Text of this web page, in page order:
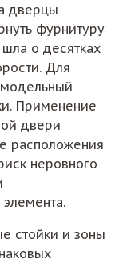
дверцы
фурнитуру
о десятках
Для
Применение
двери
расположения
неровного
стойки и зоны